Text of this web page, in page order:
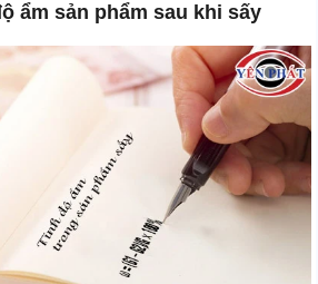
ẩm sản phẩm sau khi sấy